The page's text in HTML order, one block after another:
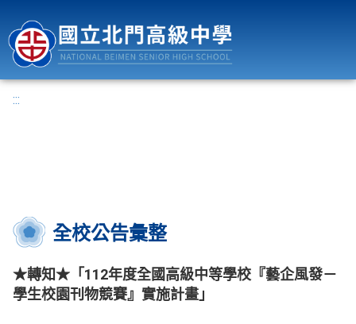
:::
全校公告彙整
★轉知★「112年度全國高級中等學校『藝企風發－
學生校園刊物競賽』實施計畫」